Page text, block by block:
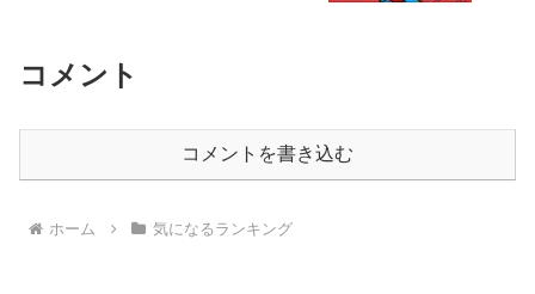
コメント
コメントを書き込む
ホーム 気になるランキング